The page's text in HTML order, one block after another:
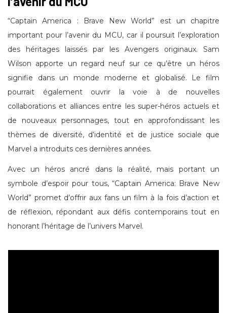
“Captain America : Brave New World” est un chapitre
important pour l’avenir du MCU, car il poursuit l’exploration
des héritages laissés par les Avengers originaux. Sam
Wilson apporte un regard neuf sur ce qu’être un héros
signifie dans un monde moderne et globalisé. Le film
pourrait également ouvrir la voie à de nouvelles
collaborations et alliances entre les super-héros actuels et
de nouveaux personnages, tout en approfondissant les
thèmes de diversité, d’identité et de justice sociale que
Marvel a introduits ces dernières années.
Avec un héros ancré dans la réalité, mais portant un
symbole d’espoir pour tous, “Captain America: Brave New
World” promet d’offrir aux fans un film à la fois d’action et
de réflexion, répondant aux défis contemporains tout en
honorant l’héritage de l’univers Marvel.